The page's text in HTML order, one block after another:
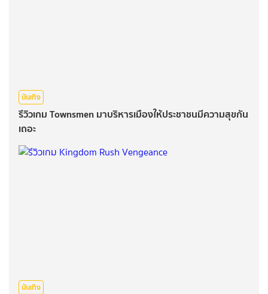
บันเทิง
รีวิวเกม Townsmen มาบริหารเมืองให้ประชาชนมีความสุขกัน
เถอะ
บันเทิง